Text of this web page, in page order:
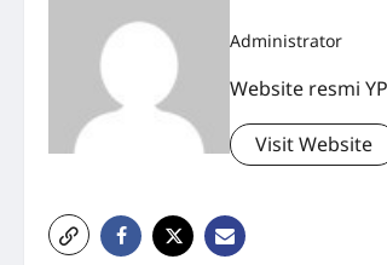
Administrator
Website resmi
Visit Website